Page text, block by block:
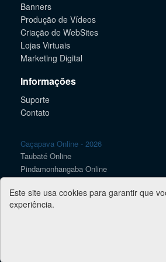
Este site usa cookies para garantir que
experiência.
Banners
Produção de Vídeos
Criação de WebSites
Lojas Virtuais
Marketing Digital
Informações
Suporte
Contato
Caçapava Online - 2026
Taubaté Online
Pindamonhangaba Online
Lorena Online
Guaratinguetá Online
SJC Online